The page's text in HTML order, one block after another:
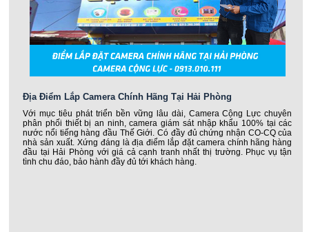
Địa Điểm Lắp Camera Chính Hãng Tại Hải Phòng
Với mục tiêu phát triển bền vững lâu dài, Camera Cộng Lực chuyên
phân phối thiết bị an ninh, camera giám sát nhập khẩu 100% tại các
nước nổi tiếng hàng đầu Thế Giới. Có đầy đủ chứng nhận CO-CQ của
nhà sản xuất. Xứng đáng là địa điểm lắp đặt camera chính hãng hàng
đầu tại Hải Phòng với giá cả cạnh tranh nhất thị trường. Phục vụ tận
tình chu đáo, bảo hành đầy đủ tới khách hàng.